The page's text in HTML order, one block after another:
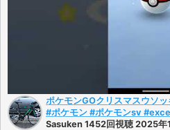
ポケモンGOクリスマスウソ
#ポケモン #ポケモンsv
Sasuken 1452回視聴 2025年